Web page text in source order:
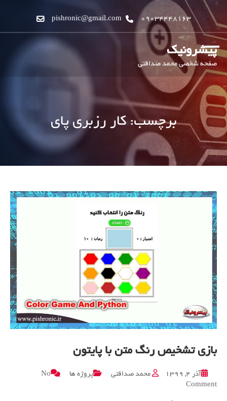
09034448163
pishronic@gmail.com
پیشرونیک
صفحه شخصی محمد صداقتی
برچسب:کار رزبری پای
بازی تشخیص رنگ متن با پایتون
آذر ۴, ۱۳۹۹ محمد صداقتی پروژه ها
No
Comment
on